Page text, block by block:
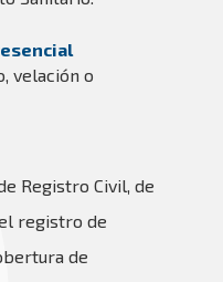
velación o
Registro Civil, de
registro de
de